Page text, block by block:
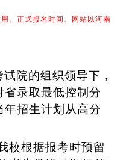
。正式报名时间、网站以河南
院的组织领导下，
录取最低控制分
招生计划从高分
校根据报考时预留